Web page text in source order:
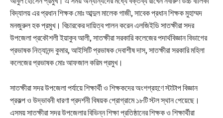
বিদ্যালয় এর প্রধান শিক্ষক মোঃ আব্দুল মালেক গাজী, সাবেক প্রধান শিক্ষক মুহাম্মদ
মনজুরুল হক প্রমুখ। বিচারকের দায়িত্ব পালন করেন এলজিইডি সাতক্ষীরা সদর
উপজেলা প্রকৌশলী ইয়াকুব আলী, সাতক্ষীরা সরকারি কলেজের পদার্থবিজ্ঞান বিভাগের
প্রভাষক নিত্যানন্দ কুমার, আইসিটি প্রভাষক দেবাশীষ দাস, সাতক্ষীরা সরকারি মহিলা
কলেজের প্রভাষক মোঃ আফজাল করিম প্রমুখ।
সাতক্ষীরা সদর উপজেলা পর্যায়ে শিক্ষার্থী ও শিক্ষকদের অংশগ্রহণে স্টাটাপ বিজ্ঞান
প্রকল্প ও উদ্ভাবনী ধারণা প্রদর্শনী বিষয়ক প্রোগ্রামে ১৮টি স্টল স্থান পেয়েছে।
এসময় সাতক্ষীরা সদর উপজেলার বিভিন্ন শিক্ষা প্রতিষ্ঠানের শিক্ষক ও শিক্ষার্থীরা